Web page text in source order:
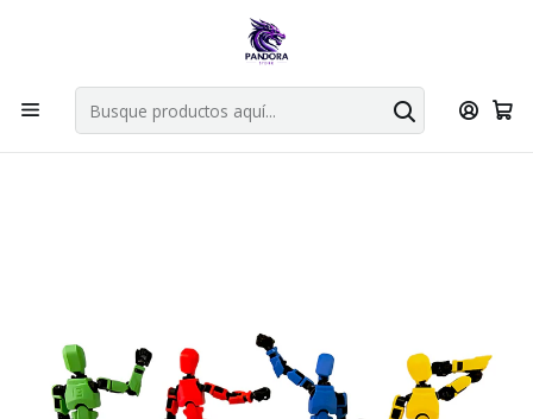
Por compras en cartas singles superiores a 49.990 el envio es
Explorar singles
Inicio Fabrica Pandora Store MISION TITAN 13
STARTER PACK 4 TITANES EN ACCIÓN + ACCESORIOS - TITAN